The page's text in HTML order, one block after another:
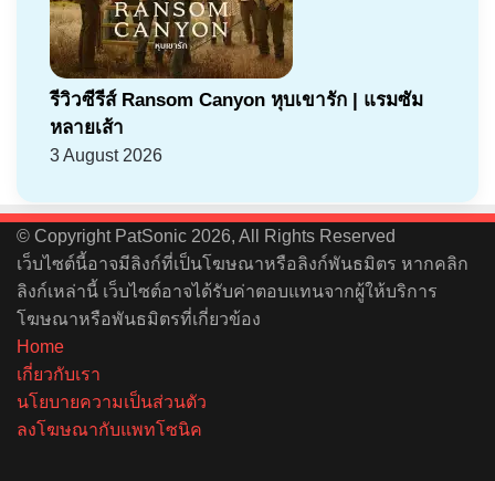
รีวิวซีรีส์ Ransom Canyon หุบเขารัก | แรมซัม
หลายเส้า
3 August 2026
© Copyright PatSonic 2026, All Rights Reserved
เว็บไซต์นี้อาจมีลิงก์ที่เป็นโฆษณาหรือลิงก์พันธมิตร หากคลิก
ลิงก์เหล่านี้ เว็บไซต์อาจได้รับค่าตอบแทนจากผู้ให้บริการ
โฆษณาหรือพันธมิตรที่เกี่ยวข้อง
Home
เกี่ยวกับเรา
นโยบายความเป็นส่วนตัว
ลงโฆษณากับแพทโซนิค